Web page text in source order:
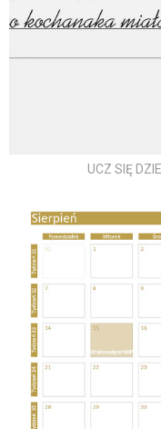
UCZ SIĘ